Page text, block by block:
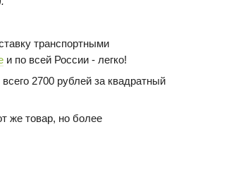
транспортными
и по всей России - легко!
2700 рублей за квадратный
же товар, но более